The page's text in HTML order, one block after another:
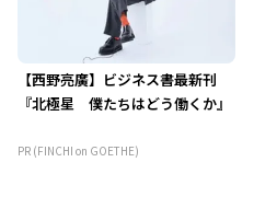
【西野亮廣】ビジネス書最新刊
『北極星 僕たちはどう働くか』
PR (FINCHI on GOETHE)